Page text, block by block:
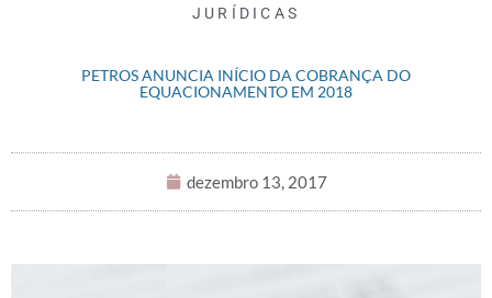
JURÍDICAS
PETROS ANUNCIA INÍCIO DA COBRANÇA DO
EQUACIONAMENTO EM 2018
dezembro 13, 2017